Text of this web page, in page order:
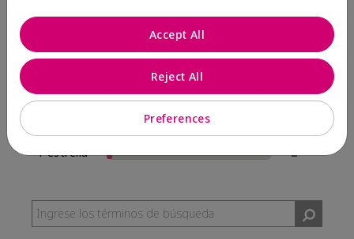
3 estrellas
1
1 estrella
2
Preferences
Reject All
Accept All